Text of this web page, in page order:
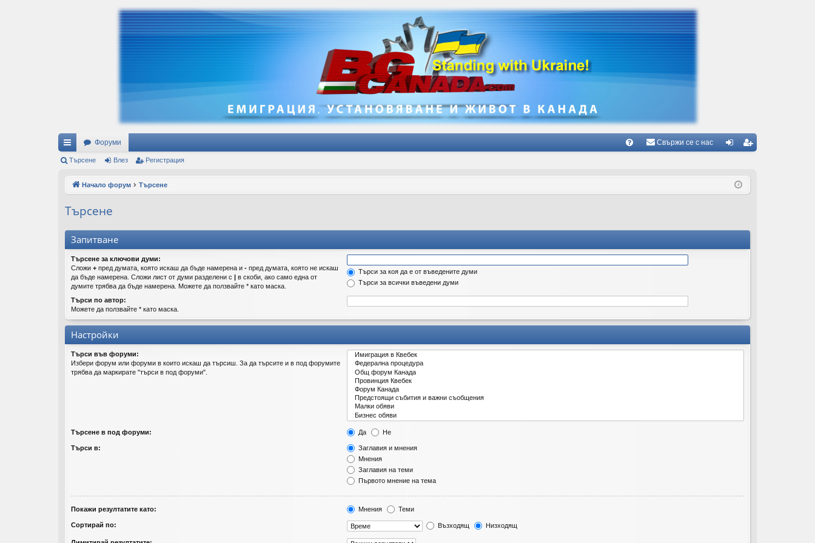
Б
ъ
вр
ъз
ки
Форуми
О
ор
и
Свържи се с нас
ис
ия
Търсене Влез Регистрация
Начало форум Търсене
Търсене
Запитване
Търсене за ключови думи:
Сложи + пред думата, която искаш да бъде намерена и - пред думата, която не искаш
да бъде намерена. Сложи лист от думи разделени с | в скоби, ако само една от
думите трябва да бъде намерена. Можете да ползвайте * като маска.
Търси за коя да е от въведените думи
Търси за всички въведени думи
Търси по автор:
Можете да ползвайте * като маска.
Настройки
Търси във форуми:
Избери форум или форуми в които искаш да търсиш. За да търсите и в под форумите
трябва да маркирате "търси в под форуми".
Търсене в под форуми: Да Не
Търси в:
Заглавия и мнения
Мнения
Заглавия на теми
Първото мнение на тема
Покажи резултатите като: Мнения Теми
Сортирай по: Възходящ Низходящ